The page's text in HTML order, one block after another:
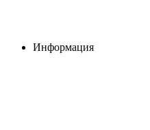
Информация